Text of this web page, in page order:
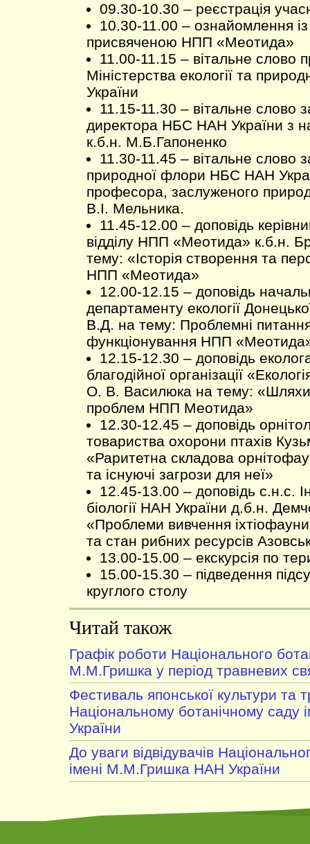
09.30-10.30 – реєстрація
10.30-11.00 – ознайомлення
присвяченою НПП «Меотида»
11.00-11.15 – вітальне слово
Міністерства екології та
України
11.15-11.30 – вітальне слово
директора НБС НАН України з
к.б.н. М.Б.Гапоненко
11.30-11.45 – вітальне слово
природної флори НБС НАН
професора, заслуженого
В.І. Мельника.
11.45-12.00 – доповідь
відділу НПП «Меотида» к.б.н.
тему: «Історія створення та
НПП «Меотида»
12.00-12.15 – доповідь
департаменту екології
В.Д. на тему: Проблемні питання
функціонування НПП
12.15-12.30 – доповідь
благодійної організації
О. В. Василюка на тему:
проблем НПП Меотида»
12.30-12.45 – доповідь
товариства охорони птахів
«Раритетна складова
та існуючі загрози для неї»
12.45-13.00 – доповідь с.н.с.
біології НАН України д.б.н.
«Проблеми вивчення
та стан рибних ресурсів
13.00-15.00 – екскурсія по
15.00-15.30 – підведення
круглого столу
Читай також
Графік роботи Національного
М.М.Гришка у період травневих
Фестиваль японської культури та
Національному ботанічному
України
До уваги відвідувачів
імені М.М.Гришка НАН України